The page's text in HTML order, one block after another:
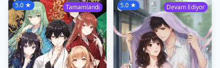
Tamamlandı
5.0 ★ Devam Ediyor
5.0 ★